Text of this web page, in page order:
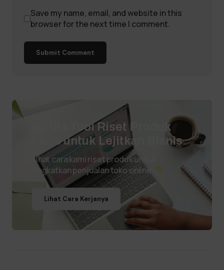
Save my name, email, and website in this
browser for the next time I comment.
Submit Comment
Ini Dia Tool Riset Produk
Laris untuk Lejitkan Bisnis
Lihat cara kami riset produk untuk
tingkatkan penjualan toko online.
Lihat Cara Kerjanya